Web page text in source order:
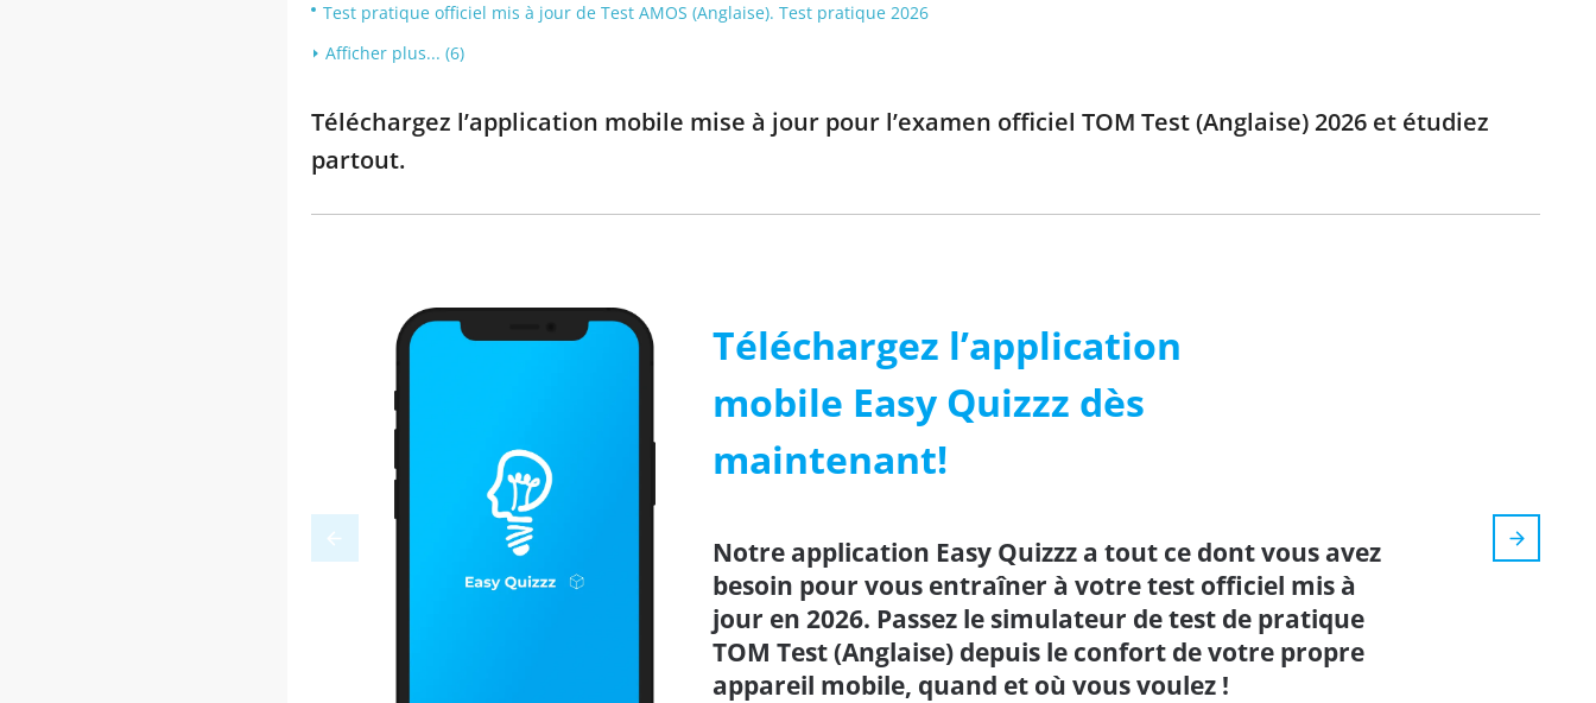
Test pratique officiel mis à jour de Test AMOS (Anglaise). Test pratique 2026
Afficher plus... (6)
Téléchargez l’application mobile mise à jour pour l’examen officiel TOM Test (Anglaise) 2026 et étudiez
partout.
Téléchargez l’application
mobile Easy Quizzz dès
maintenant!
Notre application Easy Quizzz a tout ce dont vous avez
besoin pour vous entraîner à votre test officiel mis à
jour en 2026. Passez le simulateur de test de pratique
TOM Test (Anglaise) depuis le confort de votre propre
appareil mobile, quand et où vous voulez !